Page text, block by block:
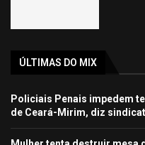
ÚLTIMAS DO MIX
Policiais Penais impedem
de Ceará-Mirim, diz